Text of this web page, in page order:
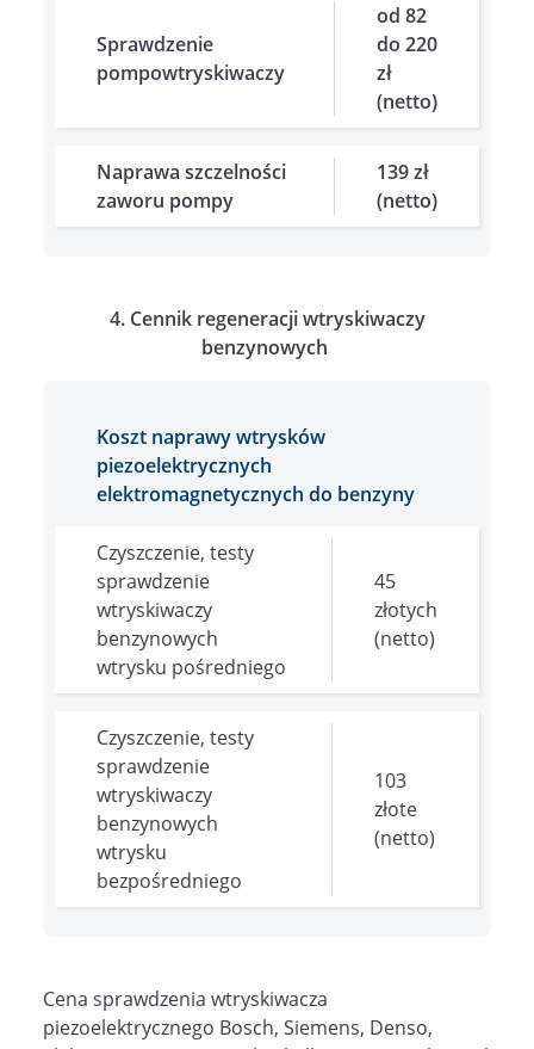
Sprawdzenie
pompowtryskiwaczy
od 82
do 220
zł
(netto)
Naprawa szczelności
zaworu pompy
139 zł
(netto)
4. Cennik regeneracji wtryskiwaczy
benzynowych
Koszt naprawy wtrysków
piezoelektrycznych
elektromagnetycznych do benzyny
Czyszczenie, testy
sprawdzenie
wtryskiwaczy
benzynowych
wtrysku pośredniego
45
złotych
(netto)
Czyszczenie, testy
sprawdzenie
wtryskiwaczy
benzynowych
wtrysku
bezpośredniego
103
złote
(netto)
Cena sprawdzenia wtryskiwacza
piezoelektrycznego Bosch, Siemens, Denso,